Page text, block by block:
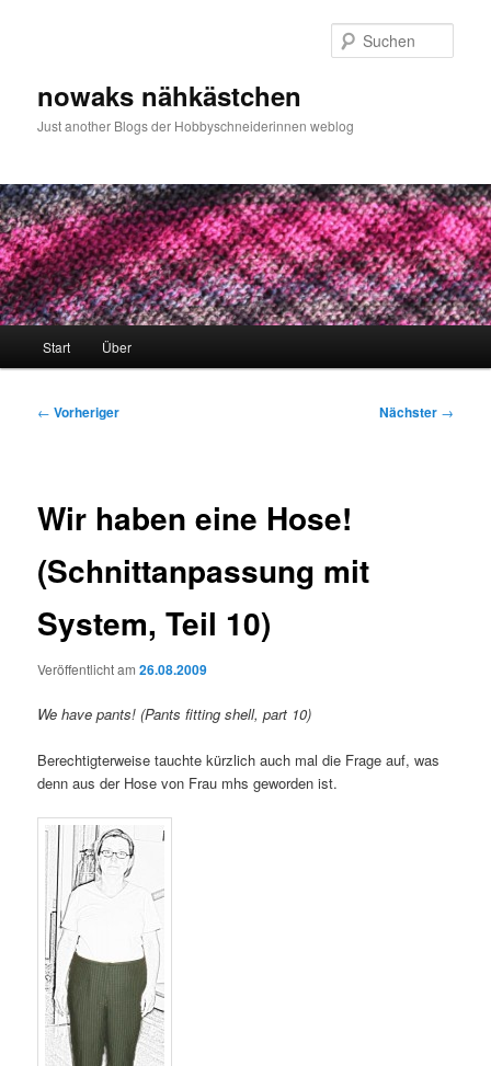
nowaks nähkästchen
Just another Blogs der Hobbyschneiderinnen weblog
Start Über
Beitragsnavigation
← Vorheriger Nächster →
Wir haben eine Hose!
(Schnittanpassung mit
System, Teil 10)
Veröffentlicht am26.08.2009
We have pants! (Pants fitting shell, part 10)
Berechtigterweise tauchte kürzlich auch mal die Frage auf, was
denn aus der Hose von Frau mhs geworden ist.